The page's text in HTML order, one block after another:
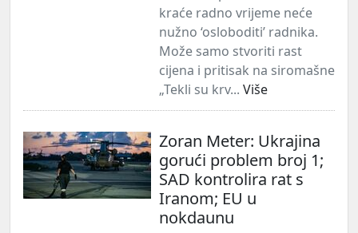
kraće radno vrijeme neće
nužno ‘osloboditi’ radnika.
Može samo stvoriti rast
cijena i pritisak na siromašne
„Tekli su krv... Više
Zoran Meter: Ukrajina
gorući problem broj 1;
SAD kontrolira rat s
Iranom; EU u
nokdaunu